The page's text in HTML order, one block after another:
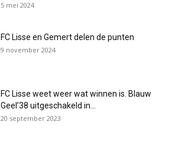
5 mei 2024
FC Lisse en Gemert delen de punten
9 november 2024
FC Lisse weet weer wat winnen is. Blauw
Geel’38 uitgeschakeld in...
20 september 2023